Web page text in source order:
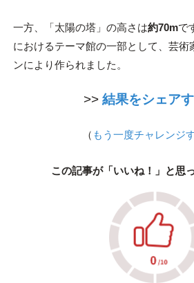
一方、「太陽の塔」の高さは約70mで
におけるテーマ館の一部として、芸術
ンにより作られました。
>> 結果をシェア
（ もう一度チャレンジ
この記事が「いいね！」と思